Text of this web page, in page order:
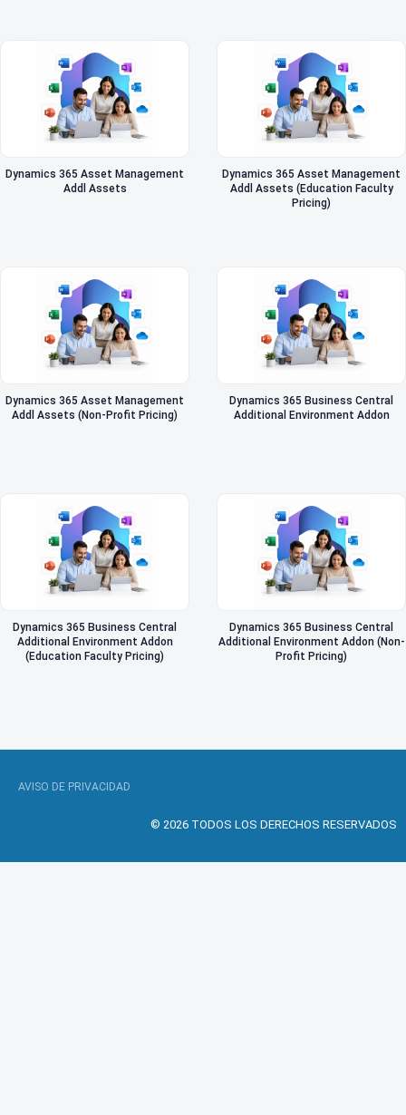
Dynamics 365 Asset Management
Addl Assets
Dynamics 365 Asset Management
Addl Assets (Education Faculty
Pricing)
Dynamics 365 Asset Management
Addl Assets (Non-Profit Pricing)
Dynamics 365 Business Central
Additional Environment Addon
Dynamics 365 Business Central
Additional Environment Addon
(Education Faculty Pricing)
Dynamics 365 Business Central
Additional Environment Addon (Non-
Profit Pricing)
AVISO DE PRIVACIDAD
© 2026 TODOS LOS DERECHOS RESERVADOS